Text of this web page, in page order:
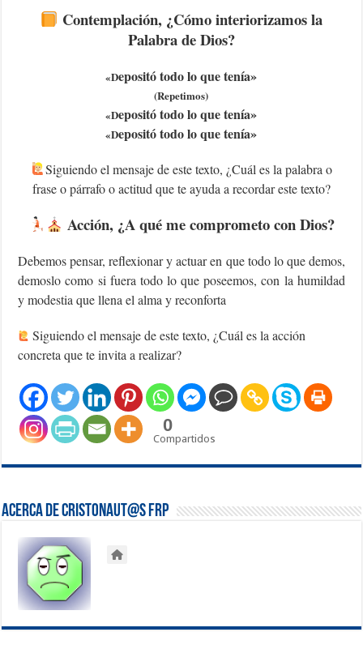
Contemplación, ¿Cómo interiorizamos la
Palabra de Dios?
«Depositó todo lo que tenía»
(Repetimos)
«Depositó todo lo que tenía»
«Depositó todo lo que tenía»
Siguiendo el mensaje de este texto, ¿Cuál es la palabra o
frase o párrafo o actitud que te ayuda a recordar este texto?
Acción, ¿A qué me comprometo con Dios?
Debemos pensar, reflexionar y actuar en que todo lo que demos,
demoslo como si fuera todo lo que poseemos, con la humildad
y modestia que llena el alma y reconforta
Siguiendo el mensaje de este texto, ¿Cuál es la acción
concreta que te invita a realizar?
0
Compartidos
Acerca de Cristonaut@s FRP